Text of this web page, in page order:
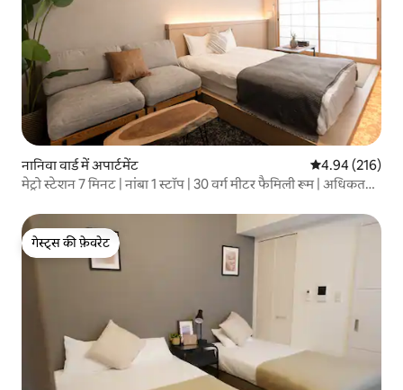
नानिवा वार्ड में अपार्टमेंट औसत रेटिंग 5 में से
4.94 (216)
मेट्रो स्टेशन 7 मिनट | नांबा 1 स्टॉप | 30 वर्ग मीटर फैमिली रूम | अधिकतम
गेस्ट्स की फ़ेवरेट
गेस्ट्स की फ़ेवरेट